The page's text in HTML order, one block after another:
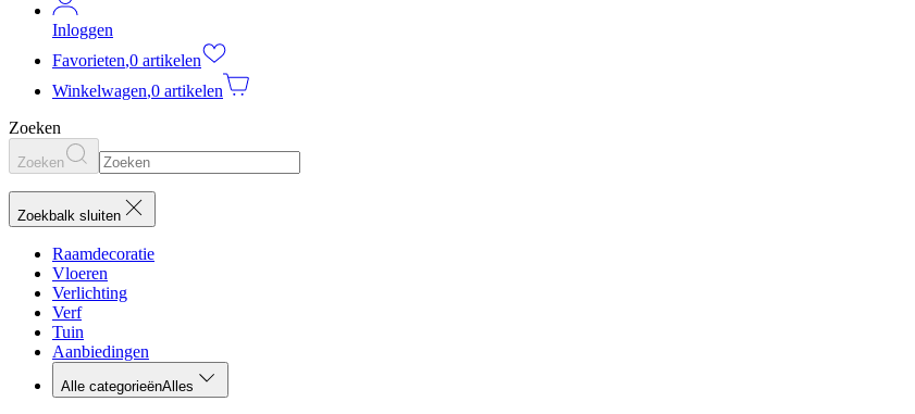
Inloggen
Favorieten,0 artikelen
Winkelwagen,0 artikelen
Zoeken
Zoeken
Zoekbalk sluiten
Raamdecoratie
Vloeren
Verlichting
Verf
Tuin
Aanbiedingen
Alle categorieënAlles